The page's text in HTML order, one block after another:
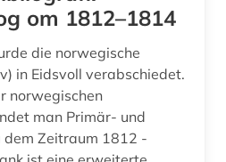
auschwitz-prozess (3)
om 1812–1814
die norwegische
verabschiedet.
norwegischen
man Primär- und
Zeitraum 1812 -